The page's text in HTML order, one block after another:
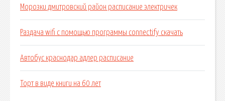
Морозки дмитровский район расписание электричек
Раздача wifi с помощью программы connectify скачать
Автобус краснодар адлер расписание
Торт в виде книги на 60 лет